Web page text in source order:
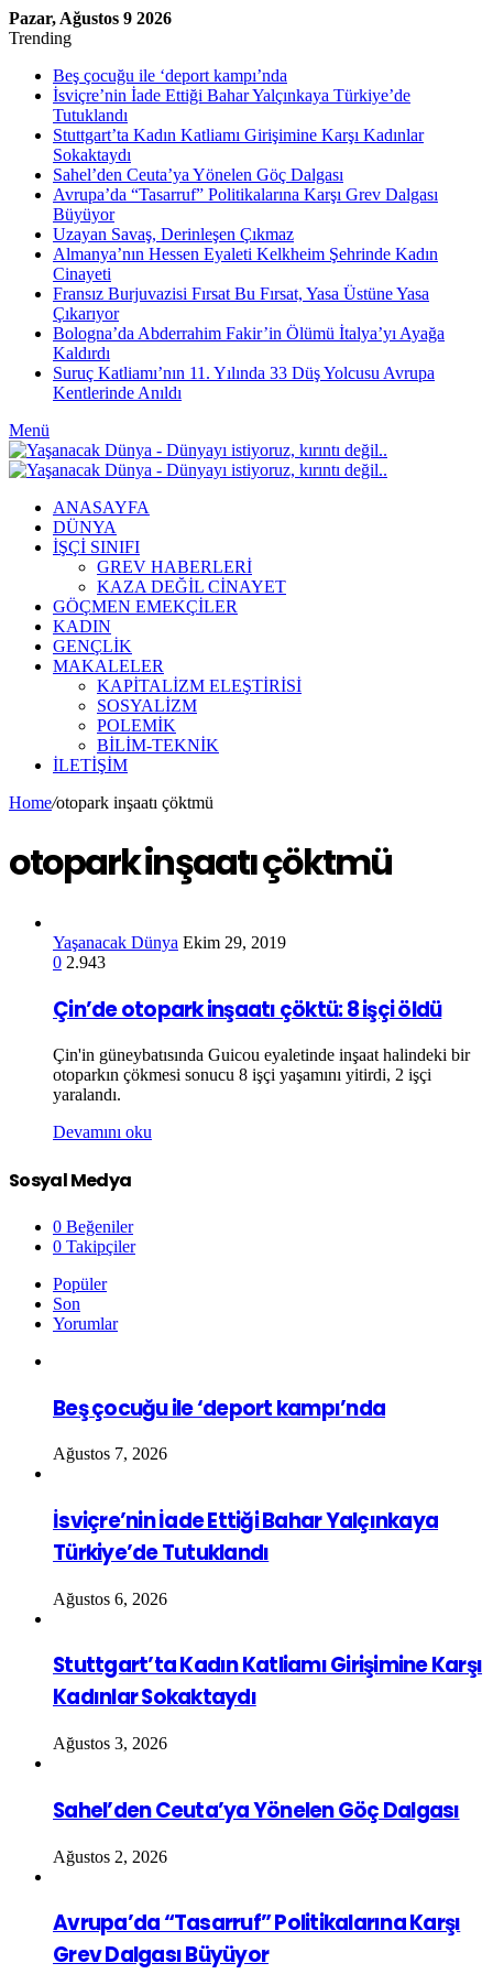
Pazar, Ağustos 9 2026
Trending
Beş çocuğu ile ‘deport kampı’nda
İsviçre’nin İade Ettiği Bahar Yalçınkaya Türkiye’de
Tutuklandı
Stuttgart’ta Kadın Katliamı Girişimine Karşı Kadınlar
Sokaktaydı
Sahel’den Ceuta’ya Yönelen Göç Dalgası
Avrupa’da “Tasarruf” Politikalarına Karşı Grev Dalgası
Büyüyor
Uzayan Savaş, Derinleşen Çıkmaz
Almanya’nın Hessen Eyaleti Kelkheim Şehrinde Kadın
Cinayeti
Fransız Burjuvazisi Fırsat Bu Fırsat, Yasa Üstüne Yasa
Çıkarıyor
Bologna’da Abderrahim Fakir’in Ölümü İtalya’yı Ayağa
Kaldırdı
Suruç Katliamı’nın 11. Yılında 33 Düş Yolcusu Avrupa
Kentlerinde Anıldı
Menü
ANASAYFA
DÜNYA
İŞÇİ SINIFI
GREV HABERLERİ
KAZA DEĞİL CİNAYET
GÖÇMEN EMEKÇİLER
KADIN
GENÇLİK
MAKALELER
KAPİTALİZM ELEŞTİRİSİ
SOSYALİZM
POLEMİK
BİLİM-TEKNİK
ILETIŞIM
Home/otopark inşaatı çöktmü
otopark inşaatı çöktmü
Yaşanacak Dünya Ekim 29, 2019
0 2.943
Çin’de otopark inşaatı çöktü: 8 işçi öldü
Çin'in güneybatısında Guicou eyaletinde inşaat halindeki bir
otoparkın çökmesi sonucu 8 işçi yaşamını yitirdi, 2 işçi
yaralandı.
Devamını oku
Sosyal Medya
0 Beğeniler
0 Takipçiler
Popüler
Son
Yorumlar
Beş çocuğu ile ‘deport kampı’nda
Ağustos 7, 2026
İsviçre’nin İade Ettiği Bahar Yalçınkaya
Türkiye’de Tutuklandı
Ağustos 6, 2026
Stuttgart’ta Kadın Katliamı Girişimine Karşı
Kadınlar Sokaktaydı
Ağustos 3, 2026
Sahel’den Ceuta’ya Yönelen Göç Dalgası
Ağustos 2, 2026
Avrupa’da “Tasarruf” Politikalarına Karşı
Grev Dalgası Büyüyor